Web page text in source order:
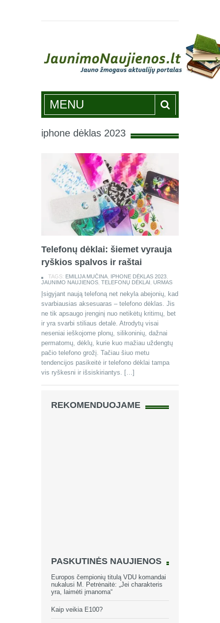
Jaunimonaujienos.lt
MENU
iphone dėklas 2023
Telefonų dėklai: šiemet vyrauja
ryškios spalvos ir raštai
TAGS: EMILIJA MUČINA IPHONE DĖKLAS 2023
JAUNIMO NAUJIENOS TELEFONŲ DĖKLAI URMAS
Įsigyjant naują telefoną net nekyla abejonių, kad
svarbiausias aksesuaras – telefono dėklas. Jis
ne tik apsaugo įrenginį nuo netikėtų kritimų, bet
ir yra svarbi stiliaus detalė. Atrodytų visai
neseniai ieškojome plonų, silikoninių, dažnai
permatomų, dėklų, kurie kuo mažiau uždengtų
pačio telefono grožį. Tačiau šiuo metu
tendencijos pasikeitė ir telefono dėklai tampa
vis ryškesni ir išsiskiriantys. […]
REKOMENDUOJAME
PASKUTINĖS NAUJIENOS
Europos čempionių titulą VDU komandai
nukalusi M. Petrėnaitė: „Jei charakteris
yra, laimėti įmanoma“
Kaip veikia E100?